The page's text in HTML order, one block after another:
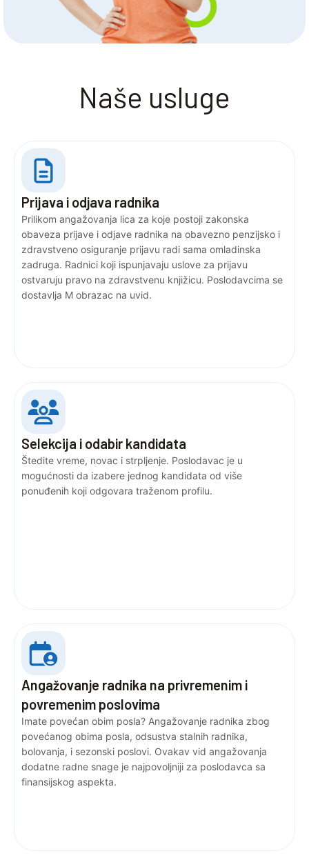
Naše usluge
Prijava i odjava radnika
Prilikom angažovanja lica za koje postoji zakonska
obaveza prijave i odjave radnika na obavezno penzijsko i
zdravstveno osiguranje prijavu radi sama omladinska
zadruga. Radnici koji ispunjavaju uslove za prijavu
ostvaruju pravo na zdravstvenu knjižicu. Poslodavcima se
dostavlja M obrazac na uvid.
Selekcija i odabir kandidata
Štedite vreme, novac i strpljenje. Poslodavac je u
mogućnosti da izabere jednog kandidata od više
ponuđenih koji odgovara traženom profilu.
Angažovanje radnika na privremenim i
povremenim poslovima
Imate povećan obim posla? Angažovanje radnika zbog
povećanog obima posla, odsustva stalnih radnika,
bolovanja, i sezonski poslovi. Ovakav vid angažovanja
dodatne radne snage je najpovoljniji za poslodavca sa
finansijskog aspekta.